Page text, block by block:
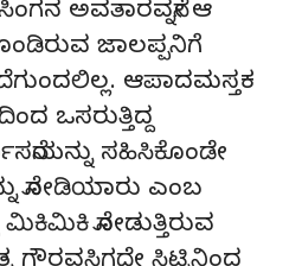
ಅವತಾರವನ್ನೇ ಆ
ಜಾಲಪ್ಪನಿಗೆ
ಆಪಾದಮಸ್ತಕ
ಒಸರುತ್ತಿದ್ದ
ಸಹಿಸಿಕೊಂಡೇ
ನೋಡಿಯಾರು ಎಂಬ
ಮಿಕಿಮಿಕಿ ನೋಡುತ್ತಿರುವ